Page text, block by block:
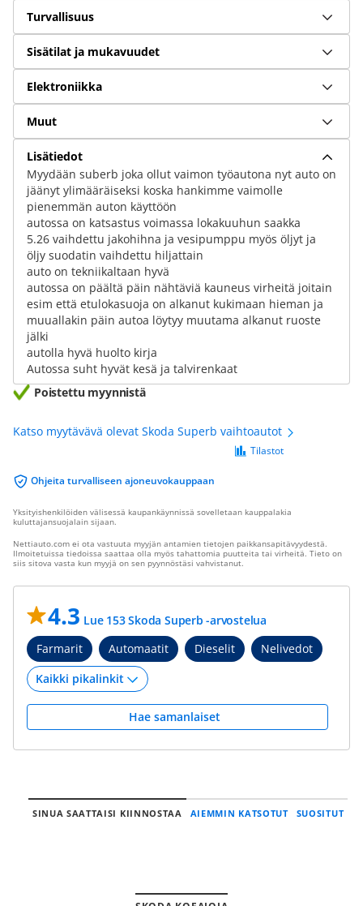
Turvallisuus
Sisätilat ja mukavuudet
Elektroniikka
Muut
Lisätiedot
Myydään suberb joka ollut vaimon työautona nyt auto on
jäänyt ylimääräiseksi koska hankimme vaimolle
pienemmän auton käyttöön
autossa on katsastus voimassa lokakuuhun saakka
5.26 vaihdettu jakohihna ja vesipumppu myös öljyt ja
öljy suodatin vaihdettu hiljattain
auto on tekniikaltaan hyvä
autossa on päältä päin nähtäviä kauneus virheitä joitain
esim että etulokasuoja on alkanut kukimaan hieman ja
muuallakin päin autoa löytyy muutama alkanut ruoste
jälki
autolla hyvä huolto kirja
Autossa suht hyvät kesä ja talvirenkaat
Poistettu myynnistä
Katso myytävävä olevat Skoda Superb vaihtoautot
Ohjeita turvalliseen ajoneuvokauppaan
Tilastot
Yksityishenkilöiden välisessä kaupankäynnissä sovelletaan kauppalakia
kuluttajansuojalain sijaan.
Nettiauto.com ei ota vastuuta myyjän antamien tietojen paikkansapitävyydestä.
Ilmoitetuissa tiedoissa saattaa olla myös tahattomia puutteita tai virheitä. Tieto on
siis sitova vasta kun myyjä on sen pyynnöstäsi vahvistanut.
4.3 Lue 153 Skoda Superb -arvostelua
Farmarit
Automaatit Dieselit Nelivedot
Hae samanlaiset
SINUA SAATTAISI KIINNOSTAA AIEMMIN KATSOTUT SUOSITUT